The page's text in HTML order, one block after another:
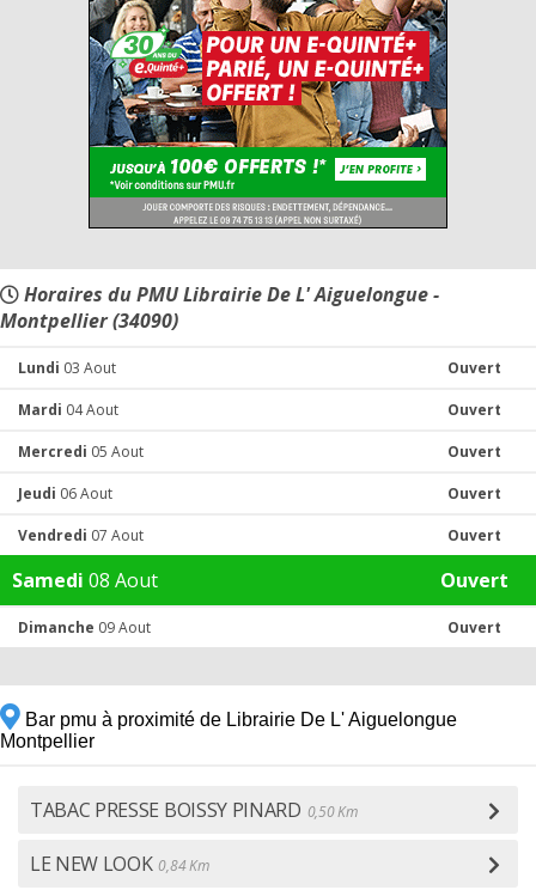
Horaires du PMU Librairie De L' Aiguelongue -
Montpellier (34090)
Lundi 03 Aout Ouvert
Mardi 04 Aout Ouvert
Mercredi 05 Aout Ouvert
Jeudi 06 Aout Ouvert
Vendredi 07 Aout Ouvert
Samedi 08 Aout Ouvert
Dimanche 09 Aout Ouvert
Bar pmu à proximité de Librairie De L' Aiguelongue
Montpellier
TABAC PRESSE BOISSY PINARD 0,50 Km
LE NEW LOOK 0,84 Km